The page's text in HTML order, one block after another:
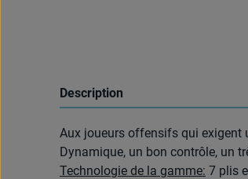
Description
Aux joueurs offensifs qui exigent
Dynamique, un bon contrôle, un
Technologie de la gamme: 7 plis